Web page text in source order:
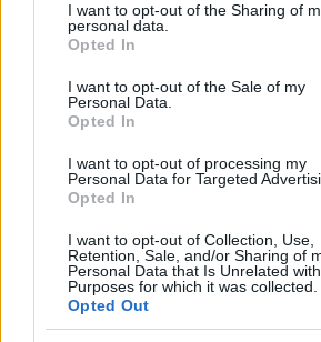
not limited to your visit or usage
grant or deny consent to Google and its
use your data for below specified
consent section.
I want to opt-out of the Sharing of
personal data.
Opted In
I want to opt-out of the Sale of my
Personal Data.
Opted In
I want to opt-out of processing my
Personal Data for Targeted
Opted In
I want to opt-out of Collection, Use,
Retention, Sale, and/or Sharing of
Personal Data that Is Unrelated
Purposes for which it was collected.
Opted Out
polskim
https://www.medicalnewstoday.com/
impacts-health
Die Inhalte und Materialien auf dieser